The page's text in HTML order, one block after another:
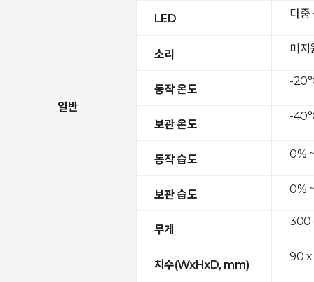
일반
LED
소리
동작 온도
보관 온도
동작 습도
보관 습도
무게
치수(WxHxD, mm)
다중
미지
-
-
0%
0%
300
90 x